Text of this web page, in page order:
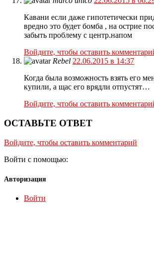
Кавани если даже гипотетически
вредно это будет бомба , на острие
забыть проблему с центр.напом
Войдите, чтобы оставить
Rebel 22.06.2015 в 14:37
Когда была возможность взять его
купили, а щас его врядли отпустят…
Войдите, чтобы оставить
ОСТАВЬТЕ ОТВЕТ
Войдите, чтобы оставить комментарий
Войти с помощью:
Авторизация
Войти